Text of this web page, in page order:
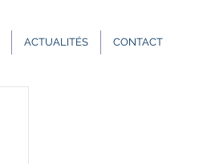
ACTUALITÉS CONTACT